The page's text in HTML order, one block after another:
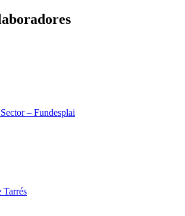
– Fundesplai
Tarrés